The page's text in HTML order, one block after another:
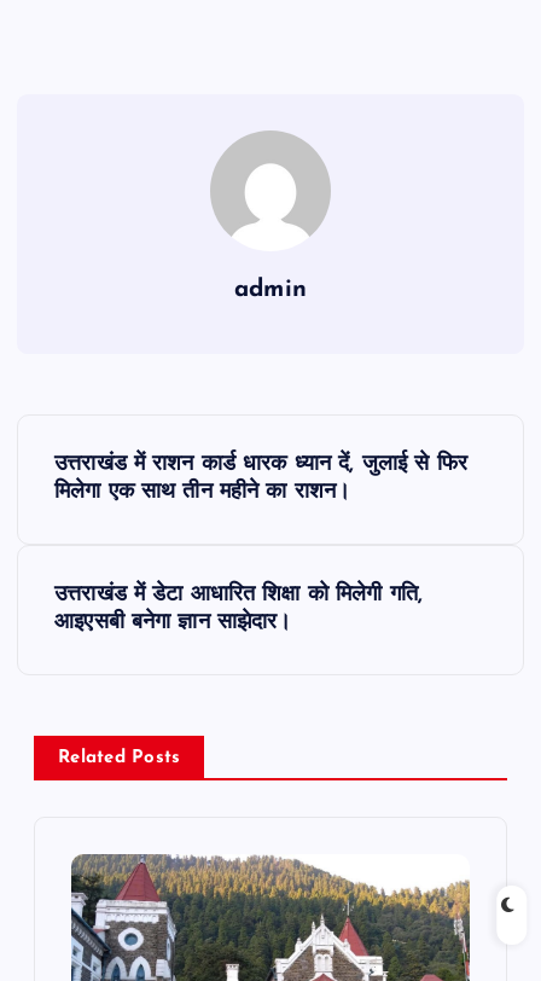
admin
a
उत्तराखंड में राशन कार्ड धारक ध्यान दें, जुलाई से फिर
मिलेगा एक साथ तीन महीने का राशन।
उत्तराखंड में डेटा आधारित शिक्षा को मिलेगी गति,
आइएसबी बनेगा ज्ञान साझेदार।
Related Posts